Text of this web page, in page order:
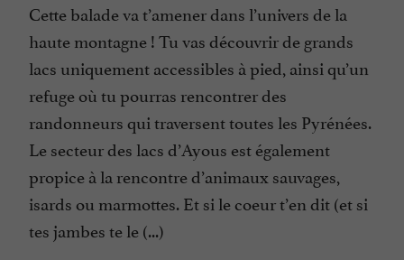
Cette balade va t’amener dans l’univers de la
haute montagne ! Tu vas découvrir de grands
lacs uniquement accessibles à pied, ainsi qu’un
refuge où tu pourras rencontrer des
randonneurs qui traversent toutes les Pyrénées.
Le secteur des lacs d’Ayous est également
propice à la rencontre d’animaux sauvages,
isards ou marmottes. Et si le coeur t’en dit (et si
tes jambes te le (...)